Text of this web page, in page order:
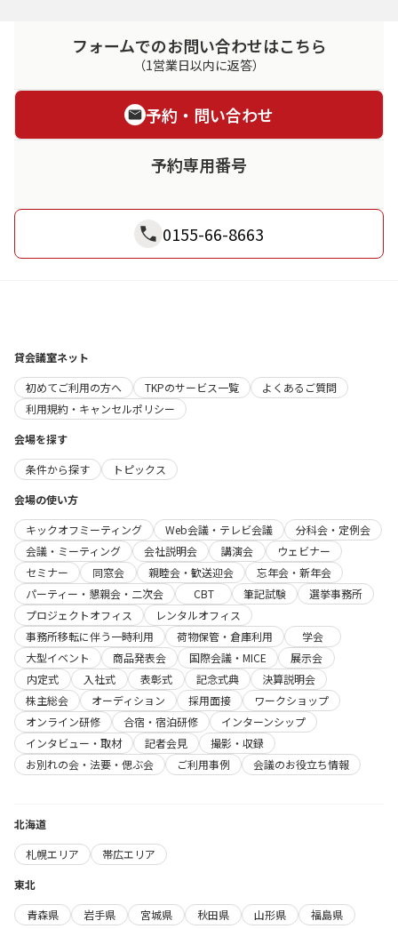
フォームでのお問い合わせはこちら
（1営業日以内に返答）
予約・問い合わせ
予約専用番号
0155-66-8663
貸会議室ネット
初めてご利用の方へ
TKPのサービス一覧
よくあるご質問
利用規約・キャンセルポリシー
会場を探す
条件から探す
トピックス
会場の使い方
キックオフミーティング
Web会議・テレビ会議
分科会・定例会
会議・ミーティング
会社説明会 講演会
ウェビナー
セミナー
同窓会 親睦会・歓送迎会
忘年会・新年会
パーティー・懇親会・二次会
CBT 筆記試験
選挙事務所
プロジェクトオフィス
レンタルオフィス
事務所移転に伴う一時利用
荷物保管・倉庫利用
学会
大型イベント
商品発表会 国際会議・MICE
展示会
内定式
入社式 表彰式 記念式典
決算説明会
株主総会
オーディション 採用面接
ワークショップ
オンライン研修
合宿・宿泊研修
インターンシップ
インタビュー・取材
記者会見
撮影・収録
お別れの会・法要・偲ぶ会
ご利用事例 会議のお役立ち情報
北海道
札幌エリア
帯広エリア
東北
青森県
岩手県 宮城県 秋田県 山形県
福島県